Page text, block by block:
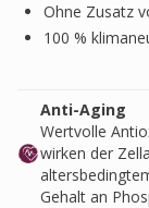
Ohne Zusatz
100 %
Anti-Aging
Wertvolle
wirken der
Gehalt an